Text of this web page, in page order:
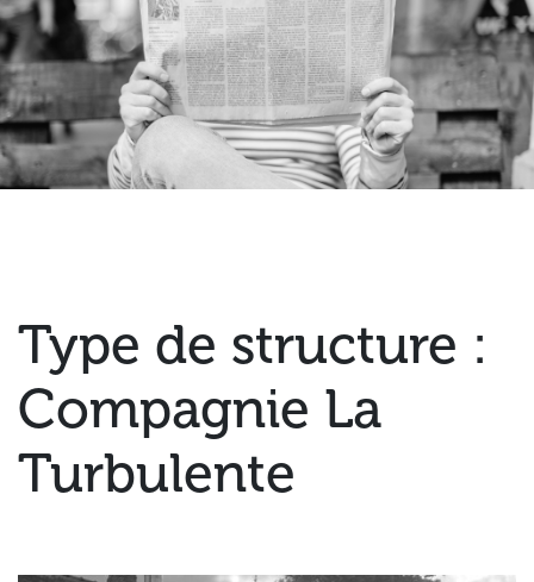
Type de structure :
Compagnie La
Turbulente